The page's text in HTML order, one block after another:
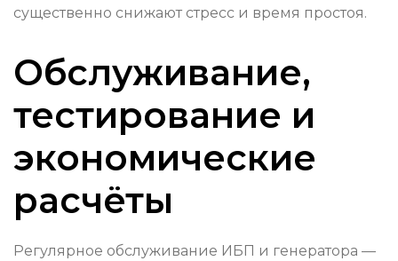
существенно снижают стресс и время простоя.
Обслуживание,
тестирование и
экономические
расчёты
Регулярное обслуживание ИБП и генератора —